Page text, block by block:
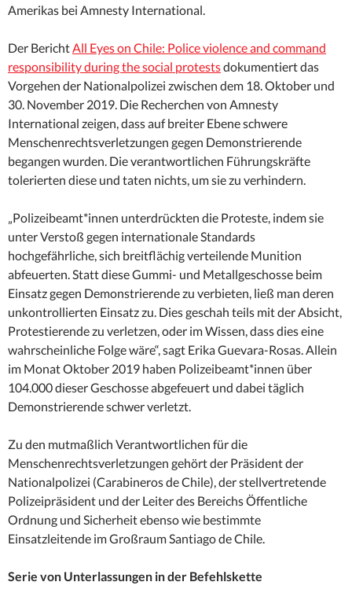
Amerikas bei Amnesty International.
Der BerichtAll Eyes on Chile: Police violence and command
responsibility during the social protestsdokumentiert das
Vorgehen der Nationalpolizei zwischen dem 18. Oktober und
30. November 2019. Die Recherchen von Amnesty
International zeigen, dass auf breiter Ebene schwere
Menschenrechtsverletzungen gegen Demonstrierende
begangen wurden. Die verantwortlichen Führungskräfte
tolerierten diese und taten nichts, um sie zu verhindern.
„Polizeibeamt*innen unterdrückten die Proteste, indem sie
unter Verstoß gegen internationale Standards
hochgefährliche, sich breitflächig verteilende Munition
abfeuerten. Statt diese Gummi- und Metallgeschosse beim
Einsatz gegen Demonstrierende zu verbieten, ließ man deren
unkontrollierten Einsatz zu. Dies geschah teils mit der Absicht,
Protestierende zu verletzen, oder im Wissen, dass dies eine
wahrscheinliche Folge wäre“, sagt Erika Guevara-Rosas. Allein
im Monat Oktober 2019 haben Polizeibeamt*innen über
104.000 dieser Geschosse abgefeuert und dabei täglich
Demonstrierende schwer verletzt.
Zu den mutmaßlich Verantwortlichen für die
Menschenrechtsverletzungen gehört der Präsident der
Nationalpolizei (Carabineros de Chile), der stellvertretende
Polizeipräsident und der Leiter des Bereichs Öffentliche
Ordnung und Sicherheit ebenso wie bestimmte
Einsatzleitende im Großraum Santiago de Chile.
Serie von Unterlassungen in der Befehlskette